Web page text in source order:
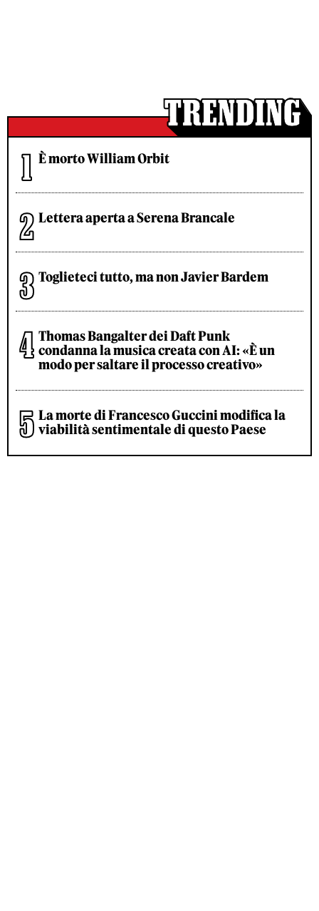
È morto William Orbit
Lettera aperta a Serena Brancale
Toglieteci tutto, ma non Javier Bardem
Thomas Bangalter dei Daft Punk
condanna la musica creata con AI: «È un
modo per saltare il processo creativo»
La morte di Francesco Guccini modifica la
viabilità sentimentale di questo Paese